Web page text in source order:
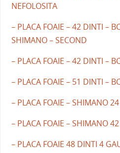
NEFOLOSITA
– PLACA FOAIE – 42 DINTI –
SHIMANO – SECOND
– PLACA FOAIE – 42 DINTI –
– PLACA FOAIE – 51 DINTI –
– PLACA FOAIE – SHIMANO
– PLACA FOAIE – SHIMANO
– PLACA FOAIE 48 DINTI 4